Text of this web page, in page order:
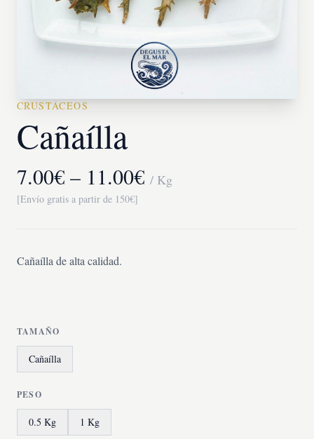
CRUSTÁCEOS
Cañaílla
7.00€ – 11.00€ / Kg
[Envío gratis a partir de 150€]
Cañaílla de alta calidad.
TAMAÑO
Cañaílla
PESO
0.5 Kg 1 Kg